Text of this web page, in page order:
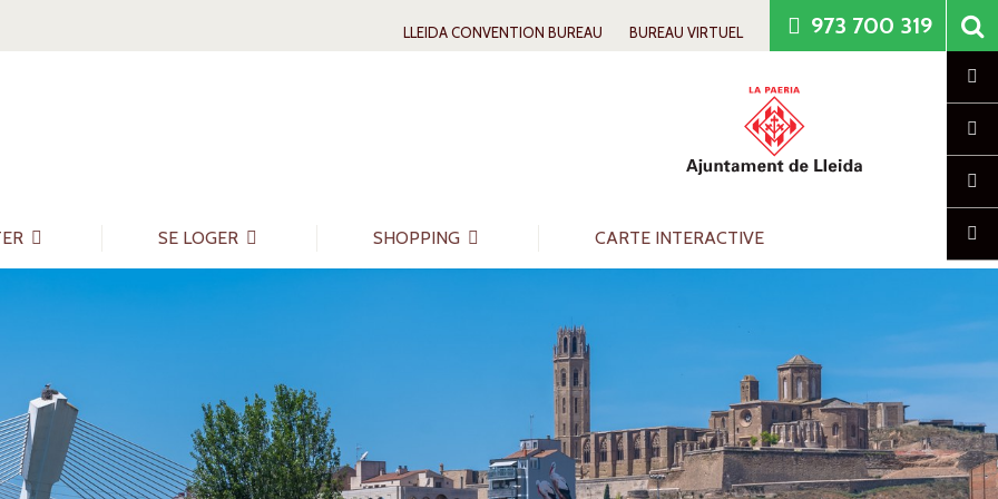
LLEIDA CONVENTION BUREAU BUREAU VIRTUEL 973 700 319
SE LOGER SHOPPING CARTE INTERACTIVE